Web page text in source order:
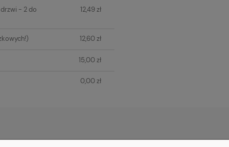
- 2 do
12,49 zł
12,60 zł
15,00 zł
0,00 zł